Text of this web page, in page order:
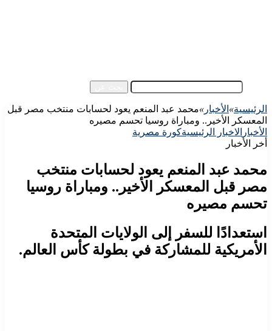
الرئيسية» الأخبار »محمد عبد المنعم يعود لحسابات منتخب مصر قبل
المعسكر الأخير.. ومباراة روسيا تحسم مصيره
الأخبار الاخبار الرئيسيةكورة مصرية
أخر الأخبار
محمد عبد المنعم يعود لحسابات منتخب
مصر قبل المعسكر الأخير.. ومباراة روسيا
تحسم مصيره
استعدادًا للسفر إلى الولايات المتحدة
الأمريكية للمشاركة في بطولة كأس العالم.